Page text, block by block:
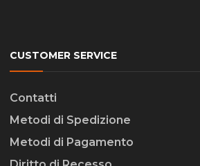
CUSTOMER SERVICE
Contatti
Metodi di Spedizione
Metodi di Pagamento